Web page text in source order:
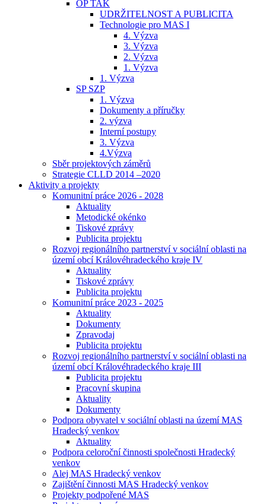
OP TAK
UDRŽITELNOST A PUBLICITA
Technologie pro MAS I
4. Výzva
3. Výzva
2. Výzva
1. Výzva
1. Výzva
SP SZP
1. Výzva
Dokumenty a příručky
2. výzva
Interní postupy
3. Výzva
4.Výzva
Sběr projektových záměrů
Strategie CLLD 2014 –2020
Aktivity a projekty
Komunitní práce 2026 - 2028
Aktuality
Metodické okénko
Tiskové zprávy
Publicita projektu
Rozvoj regionálního partnerství v sociální oblasti na
území obcí Královéhradeckého kraje IV
Aktuality
Tiskové zprávy
Publicita projektu
Komunitní práce 2023 - 2025
Aktuality
Dokumenty
Zpravodaj
Publicita projektu
Rozvoj regionálního partnerství v sociální oblasti na
území obcí Královéhradeckého kraje III
Publicita projektu
Pracovní skupina
Aktuality
Dokumenty
Podpora obyvatel v sociální oblasti na území MAS
Hradecký venkov
Aktuality
Podpora celoroční činnosti společnosti Hradecký
venkov
Alej MAS Hradecký venkov
Zajištění činnosti MAS Hradecký venkov
Projekty podpořené MAS